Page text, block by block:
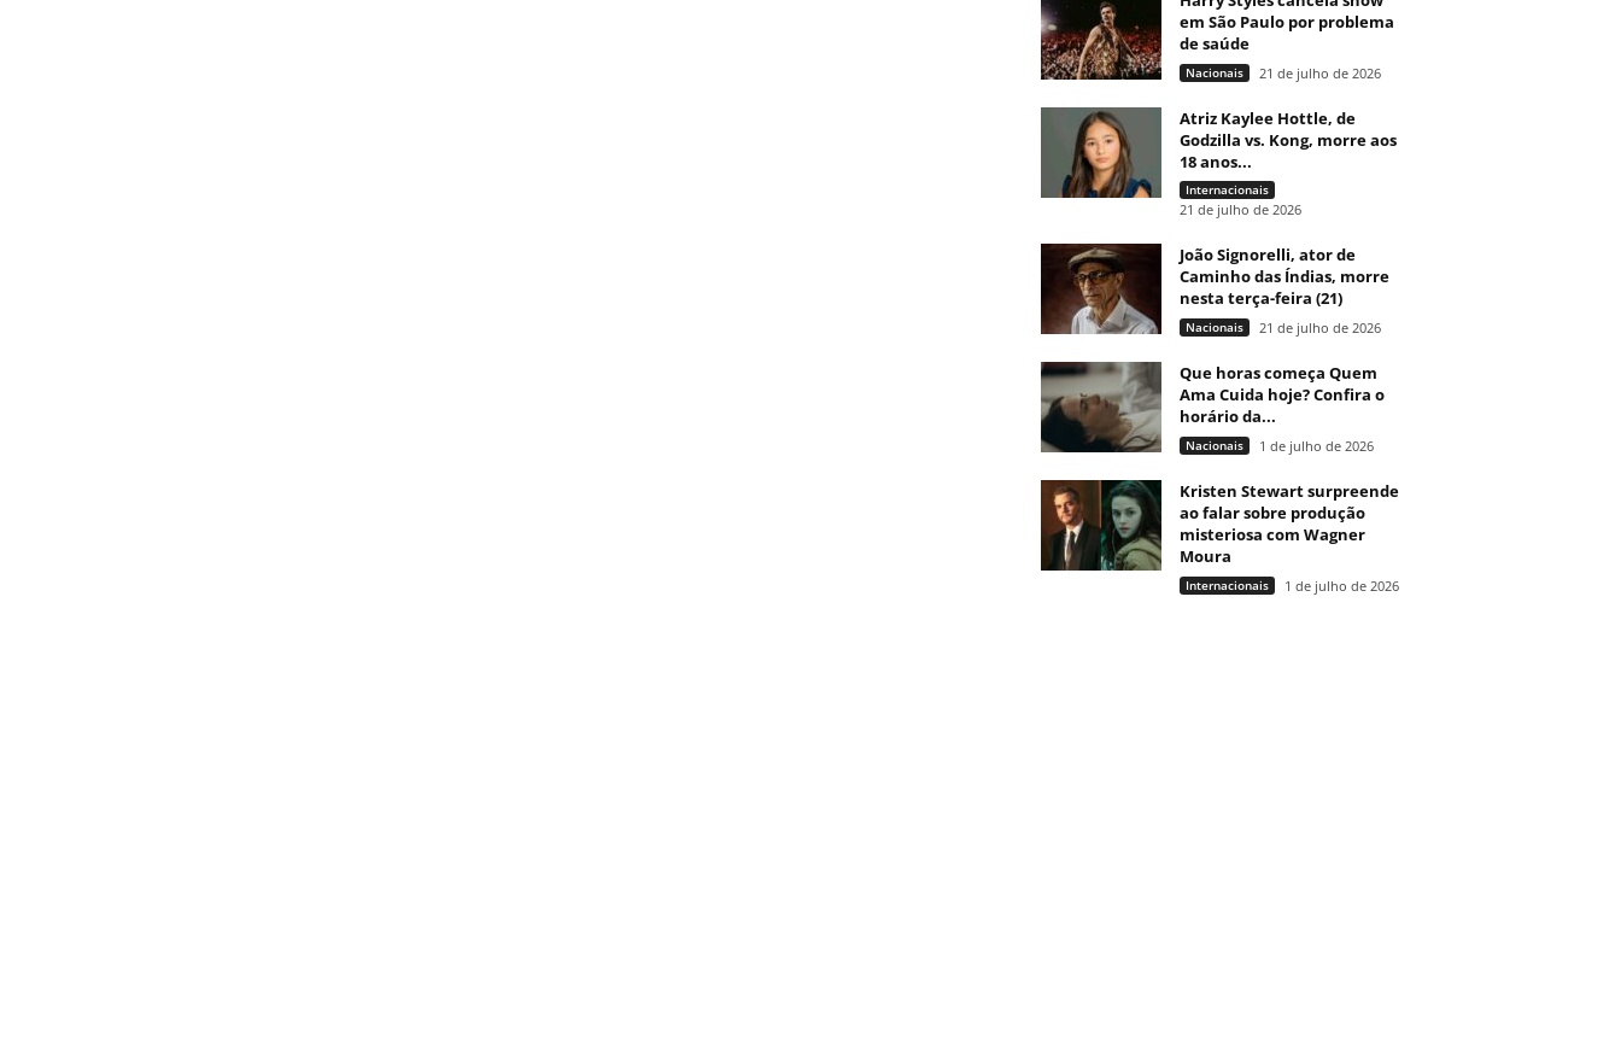
em São Paulo por problema
de saúde
Nacionais 21 de julho de 2026
Atriz Kaylee Hottle, de
Godzilla vs. Kong, morre aos
18 anos...
Internacionais
21 de julho de 2026
João Signorelli, ator de
Caminho das Índias, morre
nesta terça-feira (21)
Nacionais 21 de julho de 2026
Que horas começa Quem
Ama Cuida hoje? Confira o
horário da...
Nacionais 1 de julho de 2026
Kristen Stewart surpreende
ao falar sobre produção
misteriosa com Wagner
Moura
Internacionais 1 de julho de 2026